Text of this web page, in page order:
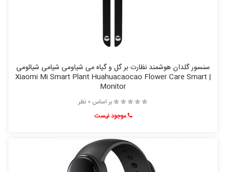
سنسور گلدان هوشمند نظارت بر گل و گیاه می شیاومی شیامی شیائومی
| Xiaomi Mi Smart Plant Huahuacaocao Flower Care Smart
Monitor
بر اساس 0 نظر
موجود نیست